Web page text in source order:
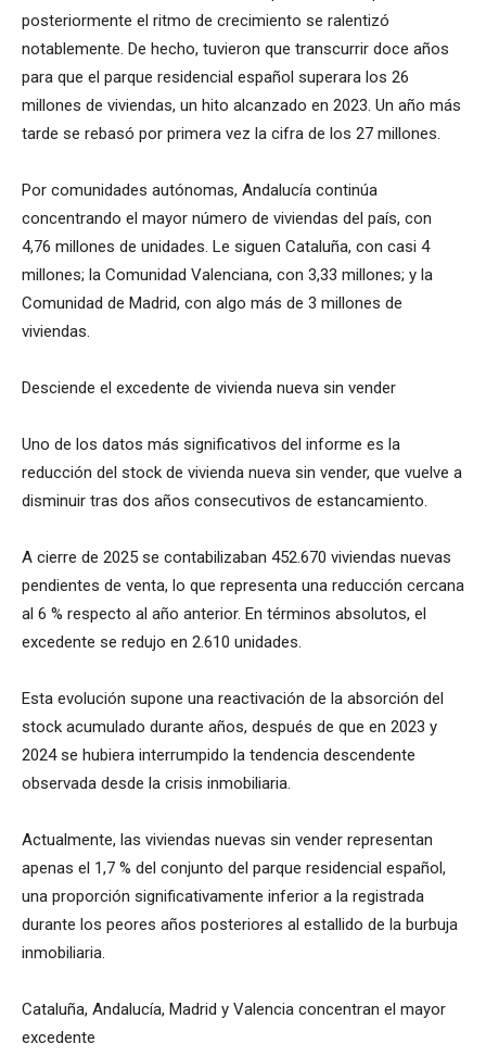
posteriormente el ritmo de crecimiento se ralentizó
notablemente. De hecho, tuvieron que transcurrir doce años
para que el parque residencial español superara los 26
millones de viviendas, un hito alcanzado en 2023. Un año más
tarde se rebasó por primera vez la cifra de los 27 millones.
Por comunidades autónomas, Andalucía continúa
concentrando el mayor número de viviendas del país, con
4,76 millones de unidades. Le siguen Cataluña, con casi 4
millones; la Comunidad Valenciana, con 3,33 millones; y la
Comunidad de Madrid, con algo más de 3 millones de
viviendas.
Desciende el excedente de vivienda nueva sin vender
Uno de los datos más significativos del informe es la
reducción del stock de vivienda nueva sin vender, que vuelve a
disminuir tras dos años consecutivos de estancamiento.
A cierre de 2025 se contabilizaban 452.670 viviendas nuevas
pendientes de venta, lo que representa una reducción cercana
al 6 % respecto al año anterior. En términos absolutos, el
excedente se redujo en 2.610 unidades.
Esta evolución supone una reactivación de la absorción del
stock acumulado durante años, después de que en 2023 y
2024 se hubiera interrumpido la tendencia descendente
observada desde la crisis inmobiliaria.
Actualmente, las viviendas nuevas sin vender representan
apenas el 1,7 % del conjunto del parque residencial español,
una proporción significativamente inferior a la registrada
durante los peores años posteriores al estallido de la burbuja
inmobiliaria.
Cataluña, Andalucía, Madrid y Valencia concentran el mayor
excedente